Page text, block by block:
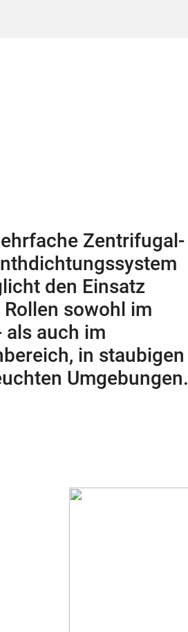
Zentrifugal-
den Einsatz
Rollen sowohl im
als auch im
in staubigen
Umgebungen.